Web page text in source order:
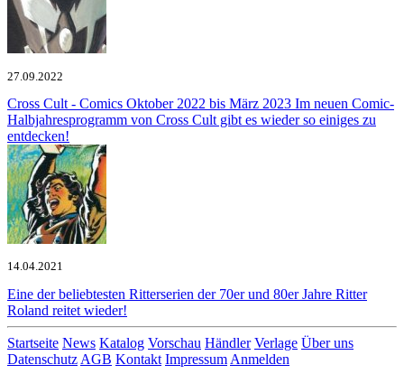
27.09.2022
Cross Cult - Comics Oktober 2022 bis März 2023 Im neuen Comic-
Halbjahresprogramm von Cross Cult gibt es wieder so einiges zu
entdecken!
14.04.2021
Eine der beliebtesten Ritterserien der 70er und 80er Jahre Ritter
Roland reitet wieder!
Startseite News Katalog Vorschau Händler Verlage Über uns
Datenschutz AGB Kontakt Impressum Anmelden